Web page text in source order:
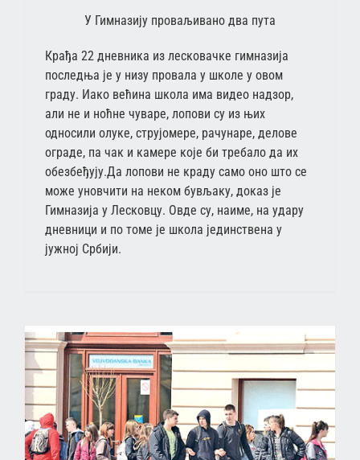
У Гимназију проваљивано два пута
Крађа 22 дневника из лесковачке гимназија
последња је у низу провала у школе у овом
граду. Иако већина школа има видео надзор,
али не и ноћне чуваре, лопови су из њих
односили олуке, струјомере, рачунаре, делове
ограде, па чак и камере које би требало да их
обезбеђују.Да лопови не краду само оно што се
може уновчити на неком бувљаку, доказ је
Гимназија у Лесковцу. Овде су, наиме, на удару
дневници и по томе је школа јединствена у
јужној Србији.